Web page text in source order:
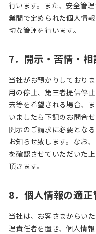
行います。また、安全管
業間で定められた個人情
切な管理を行います。
7．開示・苦情・
当社がお預かりしており
用の停止、第三者提供停
去等を希望される場合、
いましたら下記のお問合
開示のご請求に必要とな
お知らせ致します。なお
を確認させていただいた
頂きます。
8．個人情報の適正
当社は、お客さまからい
理責任者を置き、個人情